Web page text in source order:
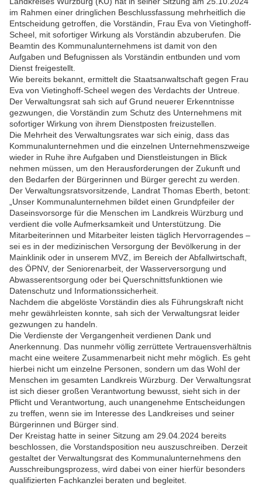
im Rahmen einer dringlichen Beschlussfassung mehrheitlich die
Entscheidung getroffen, die Vorständin, Frau Eva von Vietinghoff-
Scheel, mit sofortiger Wirkung als Vorständin abzuberufen. Die
Beamtin des Kommunalunternehmens ist damit von den
Aufgaben und Befugnissen als Vorständin entbunden und vom
Dienst freigestellt.
Wie bereits bekannt, ermittelt die Staatsanwaltschaft gegen Frau
Eva von Vietinghoff-Scheel wegen des Verdachts der Untreue.
Der Verwaltungsrat sah sich auf Grund neuerer Erkenntnisse
gezwungen, die Vorständin zum Schutz des Unternehmens mit
sofortiger Wirkung von ihrem Dienstposten freizustellen.
Die Mehrheit des Verwaltungsrates war sich einig, dass das
Kommunalunternehmen und die einzelnen Unternehmenszweige
wieder in Ruhe ihre Aufgaben und Dienstleistungen in Blick
nehmen müssen, um den Herausforderungen der Zukunft und
den Bedarfen der Bürgerinnen und Bürger gerecht zu werden.
Der Verwaltungsratsvorsitzende, Landrat Thomas Eberth, betont:
„Unser Kommunalunternehmen bildet einen Grundpfeiler der
Daseinsvorsorge für die Menschen im Landkreis Würzburg und
verdient die volle Aufmerksamkeit und Unterstützung. Die
Mitarbeiterinnen und Mitarbeiter leisten täglich Hervorragendes –
sei es in der medizinischen Versorgung der Bevölkerung in der
Mainklinik oder in unserem MVZ, im Bereich der Abfallwirtschaft,
des ÖPNV, der Seniorenarbeit, der Wasserversorgung und
Abwasserentsorgung oder bei Querschnittsfunktionen wie
Datenschutz und Informationssicherheit.
Nachdem die abgelöste Vorständin dies als Führungskraft nicht
mehr gewährleisten konnte, sah sich der Verwaltungsrat leider
gezwungen zu handeln.
Die Verdienste der Vergangenheit verdienen Dank und
Anerkennung. Das nunmehr völlig zerrüttete Vertrauensverhältnis
macht eine weitere Zusammenarbeit nicht mehr möglich. Es geht
hierbei nicht um einzelne Personen, sondern um das Wohl der
Menschen im gesamten Landkreis Würzburg. Der Verwaltungsrat
ist sich dieser großen Verantwortung bewusst, sieht sich in der
Pflicht und Verantwortung, auch unangenehme Entscheidungen
zu treffen, wenn sie im Interesse des Landkreises und seiner
Bürgerinnen und Bürger sind.
Der Kreistag hatte in seiner Sitzung am 29.04.2024 bereits
beschlossen, die Vorstandsposition neu auszuschreiben. Derzeit
gestaltet der Verwaltungsrat des Kommunalunternehmens den
Ausschreibungsprozess, wird dabei von einer hierfür besonders
qualifizierten Fachkanzlei beraten und begleitet.